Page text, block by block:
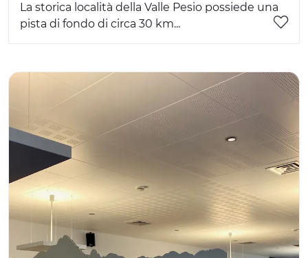
La storica località della Valle Pesio possiede una
pista di fondo di circa 30 km...